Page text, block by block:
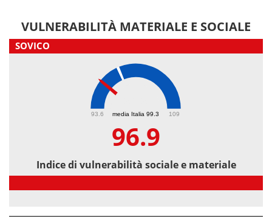
VULNERABILITÀ MATERIALE E SOCIALE
SOVICO
media Italia 99.3
93.6 109
96.9
Indice di vulnerabilità sociale e materiale